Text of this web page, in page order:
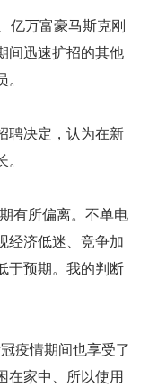
亿万富豪马斯克刚
间迅速扩招的其他
聘决定，认为在新
有所偏离。不单电
经济低迷、竞争加
于预期。我的判断
疫情期间也享受了
在家中、所以使用